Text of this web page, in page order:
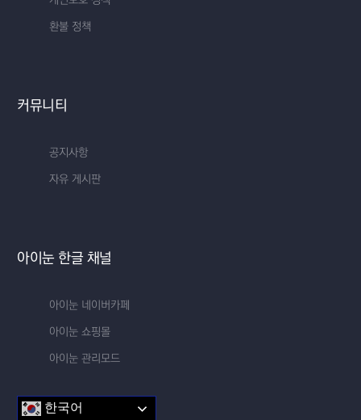
환불 정책
커뮤니티
공지사항
자유 게시판
아이눈 한글 채널
아이눈 네이버카페
아이눈 쇼핑몰
아이눈 관리모드
한국어